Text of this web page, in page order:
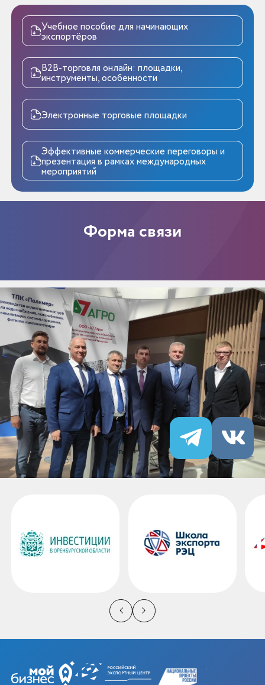
Учебное пособие для начинающих
экспортёров
В2В-торговля онлайн: площадки,
инструменты, особенности
Электронные торговые площадки
Эффективные коммерческие переговоры и
презентация в рамках международных
мероприятий
Форма связи